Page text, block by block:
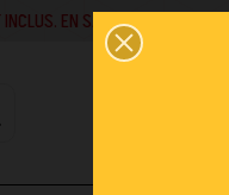
+